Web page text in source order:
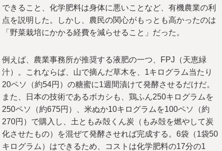
できること、化学肥料は身体に悪いことなど、有機農業の利
点を説明した。しかし、農民の関心がもっとも高かったのは
「野菜栽培にかかる経費を減らせること」だった。
例えば、農業事務所が推奨する液肥の一つ、FPJ（天恵緑
汁）。これならば、山で摘んだ草木を、1キログラム当たり
20ペソ（約54円）の糖蜜に1週間漬けて発酵させるだけだ。
また、日本の技術であるボカシも、鶏ふん250キログラムを
250ペソ（約675円）、米ぬか10キログラムを100ペソ（約
270円）で購入し、土ともみ殻くん炭（もみ殻を燃やして炭
化させたもの）を混ぜて発酵させれば完成する。6袋（1袋50
キログラム）はできるため、コストは化学肥料の17分の1